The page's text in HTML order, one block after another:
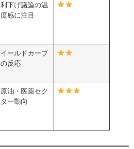
利下げ議論の温
度感に注目
イールドカーブ
の反応
原油・医薬セク
ター動向